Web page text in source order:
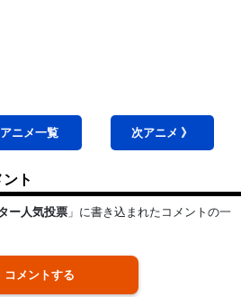
アニメ一覧 次アニメ 》
ト
ー人気投票 」に書き込まれたコメントの一
コメントする